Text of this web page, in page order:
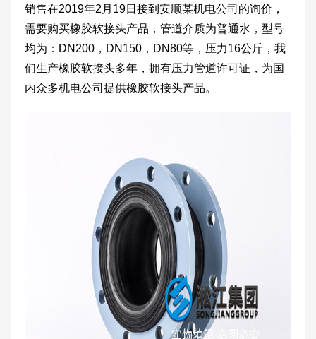
销售在2019年2月19日接到安顺某机电公司的询价，
需要购买橡胶软接头产品，管道介质为普通水，型号
均为：DN200，DN150，DN80等，压力16公斤，我
们生产橡胶软接头多年，拥有压力管道许可证，为国
内众多机电公司提供橡胶软接头产品。